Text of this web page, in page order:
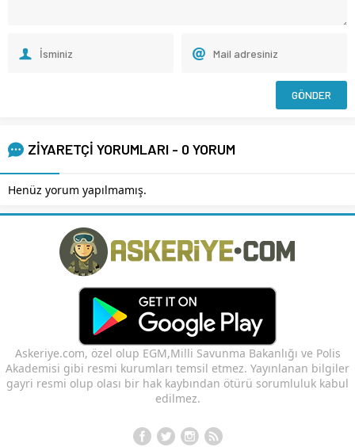
ZİYARETÇİ YORUMLARI - 0 YORUM
Henüz yorum yapılmamış.
Askeriye.com, özel olup EGM,Milli Savunma Bakanlığı ve Polis
Akademisi gibi resmi kurumları temsil etmez. Yayınlanan bilgiler
gayri resmi olup olası bir hak kaybından ötürü sorumluluk kabul
edilmez.